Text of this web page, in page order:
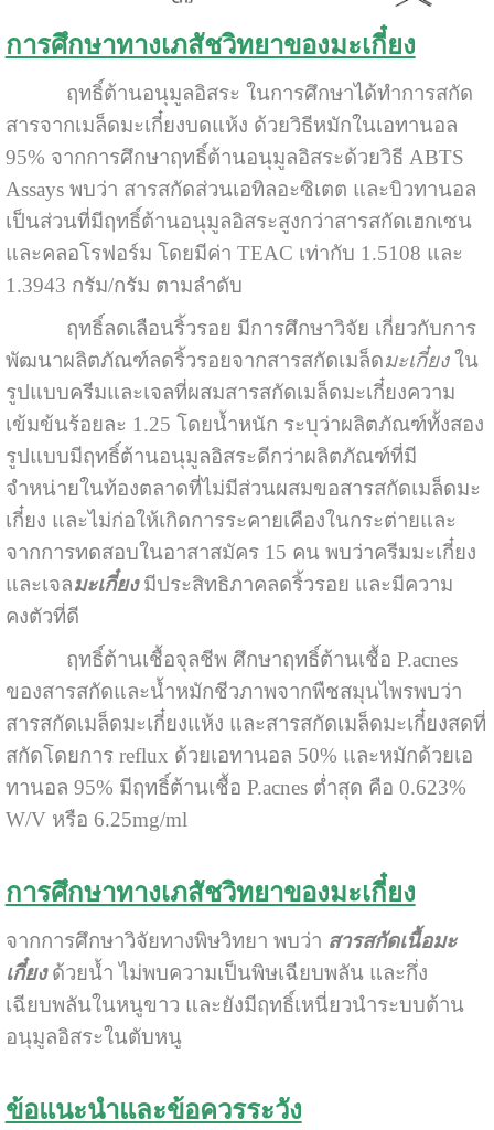
การศึกษาทางเภสัชวิทยาของมะเกี๋ยง
ฤทธิ์ต้านอนุมูลอิสระ ในการศึกษาได้ทำการสกัด
สารจากเมล็ดมะเกี๋ยงบดแห้ง ด้วยวิธีหมักในเอทานอล
95% จากการศึกษาฤทธิ์ต้านอนุมูลอิสระด้วยวิธี ABTS
Assays พบว่า สารสกัดส่วนเอทิลอะซิเตต และบิวทานอล
เป็นส่วนที่มีฤทธิ์ต้านอนุมูลอิสระสูงกว่าสารสกัดเฮกเซน
และคลอโรฟอร์ม โดยมีค่า TEAC เท่ากับ 1.5108 และ
1.3943 กรัม/กรัม ตามลำดับ
ฤทธิ์ลดเลือนริ้วรอย มีการศึกษาวิจัย เกี่ยวกับการ
พัฒนาผลิตภัณฑ์ลดริ้วรอยจากสารสกัดเมล็ดมะเกี๋ยงใน
รูปแบบครีมและเจลที่ผสมสารสกัดเมล็ดมะเกี๋ยงความ
เข้มข้นร้อยละ 1.25 โดยน้ำหนัก ระบุว่าผลิตภัณฑ์ทั้งสอง
รูปแบบมีฤทธิ์ต้านอนุมูลอิสระดีกว่าผลิตภัณฑ์ที่มี
จำหน่ายในท้องตลาดที่ไม่มีส่วนผสมขอสารสกัดเมล็ดมะ
เกี๋ยง และไม่ก่อให้เกิดการระคายเคืองในกระต่ายและ
จากการทดสอบในอาสาสมัคร 15 คน พบว่าครีมมะเกี๋ยง
และเจลมะเกี๋ยง มีประสิทธิภาคลดริ้วรอย และมีความ
คงตัวที่ดี
ฤทธิ์ต้านเชื้อจุลชีพ ศึกษาฤทธิ์ต้านเชื้อ P.acnes
ของสารสกัดและน้ำหมักชีวภาพจากพืชสมุนไพรพบว่า
สารสกัดเมล็ดมะเกี๋ยงแห้ง และสารสกัดเมล็ดมะเกี๋ยงสดที่
สกัดโดยการ reflux ด้วยเอทานอล 50% และหมักด้วยเอ
ทานอล 95% มีฤทธิ์ต้านเชื้อ P.acnes ต่ำสุด คือ 0.623%
W/V หรือ 6.25mg/ml
การศึกษาทางเภสัชวิทยาของมะเกี๋ยง
จากการศึกษาวิจัยทางพิษวิทยา พบว่า สารสกัดเนื้อมะ
เกี๋ยงด้วยน้ำ ไม่พบความเป็นพิษเฉียบพลัน และกึ่ง
เฉียบพลันในหนูขาว และยังมีฤทธิ์เหนี่ยวนำระบบต้าน
อนุมูลอิสระในตับหนู
ข้อแนะนำและข้อควรระวัง